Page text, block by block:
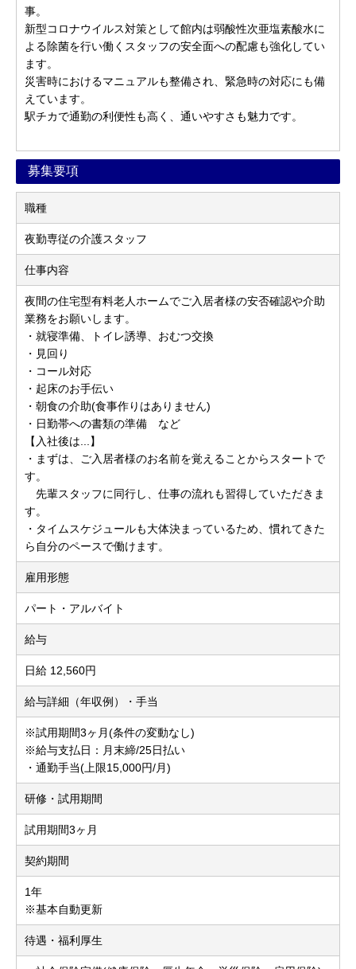
事。
新型コロナウイルス対策として館内は弱酸性次亜塩素酸水に
よる除菌を行い働くスタッフの安全面への配慮も強化してい
ます。
災害時におけるマニュアルも整備され、緊急時の対応にも備
えています。
駅チカで通勤の利便性も高く、通いやすさも魅力です。
募集要項
職種
夜勤専従の介護スタッフ
仕事内容
夜間の住宅型有料老人ホームでご入居者様の安否確認や介助
業務をお願いします。
・就寝準備、トイレ誘導、おむつ交換
・見回り
・コール対応
・起床のお手伝い
・朝食の介助(食事作りはありません)
・日勤帯への書類の準備 など
【入社後は...】
・まずは、ご入居者様のお名前を覚えることからスタートで
す。
先輩スタッフに同行し、仕事の流れも習得していただきま
す。
・タイムスケジュールも大体決まっているため、慣れてきた
ら自分のペースで働けます。
雇用形態
パート・アルバイト
給与
日給 12,560円
給与詳細（年収例）・手当
※試用期間3ヶ月(条件の変動なし)
※給与支払日：月末締/25日払い
・通勤手当(上限15,000円/月)
研修・試用期間
試用期間3ヶ月
契約期間
1年
※基本自動更新
待遇・福利厚生